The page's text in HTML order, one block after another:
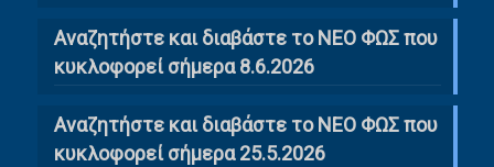
Αναζητήστε και διαβάστε το ΝΕΟ ΦΩΣ που
κυκλοφορεί σήμερα 8.6.2026
Αναζητήστε και διαβάστε το ΝΕΟ ΦΩΣ που
κυκλοφορεί σήμερα 25.5.2026